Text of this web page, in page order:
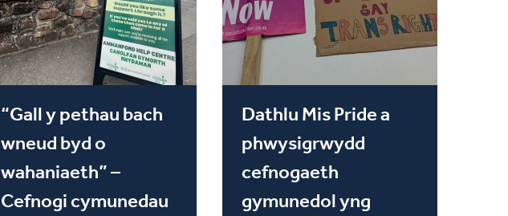
“Gall y pethau bach
wneud byd o
wahaniaeth” –
Cefnogi cymunedau
Dathlu Mis Pride a
phwysigrwydd
cefnogaeth
gymunedol yng